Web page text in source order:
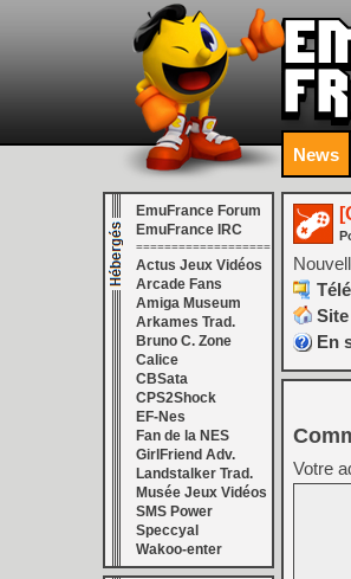
News
EmuFrance Forum
EmuFrance IRC
===================
Actus Jeux Vidéos
Arcade Fans
Amiga Museum
Arkames Trad.
Bruno C. Zone
Calice
CBSata
CPS2Shock
EF-Nes
Fan de la NES
GirlFriend Adv.
Landstalker Trad.
Musée Jeux Vidéos
SMS Power
Speccyal
Wakoo-enter
En
Votre